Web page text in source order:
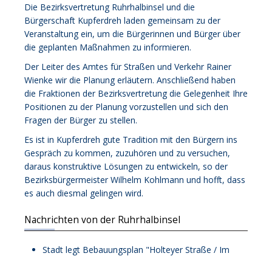
Die Bezirksvertretung Ruhrhalbinsel und die
Bürgerschaft Kupferdreh laden gemeinsam zu der
Veranstaltung ein, um die Bürgerinnen und Bürger über
die geplanten Maßnahmen zu informieren.
Der Leiter des Amtes für Straßen und Verkehr Rainer
Wienke wir die Planung erläutern. Anschließend haben
die Fraktionen der Bezirksvertretung die Gelegenheit Ihre
Positionen zu der Planung vorzustellen und sich den
Fragen der Bürger zu stellen.
Es ist in Kupferdreh gute Tradition mit den Bürgern ins
Gespräch zu kommen, zuzuhören und zu versuchen,
daraus konstruktive Lösungen zu entwickeln, so der
Bezirksbürgermeister Wilhelm Kohlmann und hofft, dass
es auch diesmal gelingen wird.
Nachrichten von der Ruhrhalbinsel
Stadt legt Bebauungsplan "Holteyer Straße / Im